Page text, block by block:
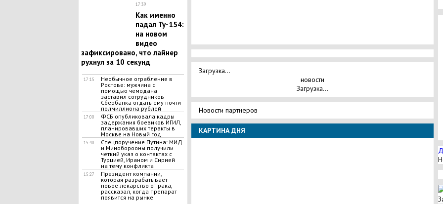
17:39
Как именно
падал Ту-154:
на новом
видео
зафиксировано, что лайнер
рухнул за 10 секунд
17:15
Необычное ограбление в
Ростове: мужчина с
помощью чемодана
заставил сотрудников
Сбербанка отдать ему почти
полмиллиона рублей
17:00
ФСБ опубликовала кадры
задержания боевиков ИГИЛ,
планировавших теракты в
Москве на Новый год
15:40
Спецпоручение Путина: МИД
и Миноборооны получили
четкий указ о контактах с
Турцией, Ираном и Сирией
на тему конфликта
15:27
Президент компании,
которая разрабатывает
новое лекарство от рака,
рассказал, когда препарат
появится на рынке
Загрузка...
новости
Загрузка...
Новости партнеров
КАРТИНА ДНЯ